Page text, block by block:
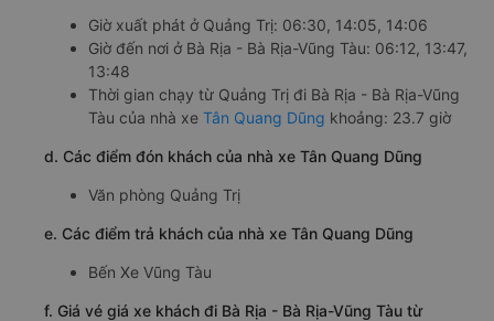
Giờ xuất phát ở Quảng Trị: 06:30, 14:05, 14:06
Giờ đến nơi ở Bà Rịa - Bà Rịa-Vũng Tàu: 06:12, 13:47,
13:48
Thời gian chạy từ Quảng Trị đi Bà Rịa - Bà Rịa-Vũng
Tàu của nhà xe Tân Quang Dũng khoảng: 23.7 giờ
d. Các điểm đón khách của nhà xe Tân Quang Dũng
Văn phòng Quảng Trị
e. Các điểm trả khách của nhà xe Tân Quang Dũng
Bến Xe Vũng Tàu
f. Giá vé giá xe khách đi Bà Rịa - Bà Rịa-Vũng Tàu từ